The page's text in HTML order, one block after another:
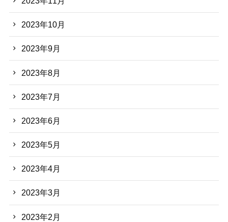
2023年10月
2023年9月
2023年8月
2023年7月
2023年6月
2023年5月
2023年4月
2023年3月
2023年2月